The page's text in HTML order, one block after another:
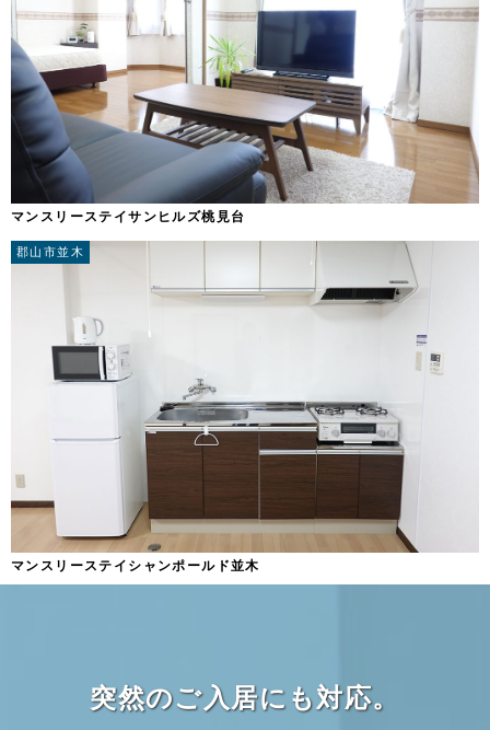
マンスリーステイサンヒルズ桃見台
マンスリーステイシャンポールド並木
郡山市並木
突然のご入居にも対応。